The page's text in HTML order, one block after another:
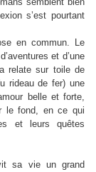
s’est pourtant
en commun. Le
et d’une
relate sur toile de
rideau de fer) une
belle et forte,
le fond, en ce qui
et leurs quêtes
sa vie un grand